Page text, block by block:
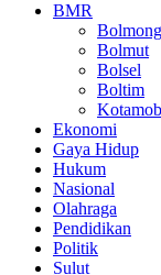
BMR
Bolmong
Bolmut
Bolsel
Boltim
Ekonomi
Gaya Hidup
Hukum
Nasional
Olahraga
Pendidikan
Politik
Sulut